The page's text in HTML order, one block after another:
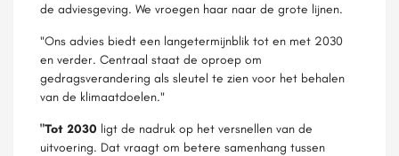
de adviesgeving. We vroegen haar naar de grote lijnen.
"Ons advies biedt een langetermijnblik tot en met 2030
en verder. Centraal staat de oproep om
gedragsverandering als sleutel te zien voor het behalen
van de klimaatdoelen."
"Tot 2030 ligt de nadruk op het versnellen van de
uitvoering. Dat vraagt om betere samenhang tussen